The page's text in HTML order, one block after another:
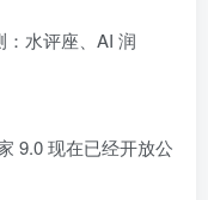
水评座、AI 润
9.0 现在已经开放公